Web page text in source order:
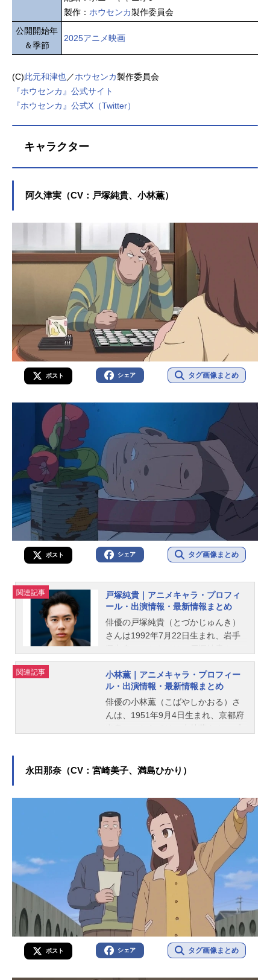
製作： ホウセンカ製作委員会
公開開始年
＆季節
2025アニメ映画
(C)此元和津也／ホウセンカ製作委員会
『ホウセンカ』公式サイト
『ホウセンカ』公式X（Twitter）
キャラクター
阿久津実（CV：戸塚純貴、小林薫）
ポスト シェア タグ画像まとめ
ポスト シェア タグ画像まとめ
関連記事
戸塚純貴｜アニメキャラ・プロフィ
ール・出演情報・最新情報まとめ
俳優の戸塚純貴（とづかじゅんき）
さんは1992年7月22日生まれ、岩手
のオススメ記事をご紹介！
関連記事
小林薫｜アニメキャラ・プロフィー
ル・出演情報・最新情報まとめ
俳優の小林薫（こばやしかおる）さ
んは、1951年9月4日生まれ、京都府
永田那奈（CV：宮崎美子、満島ひかり）
ポスト シェア タグ画像まとめ